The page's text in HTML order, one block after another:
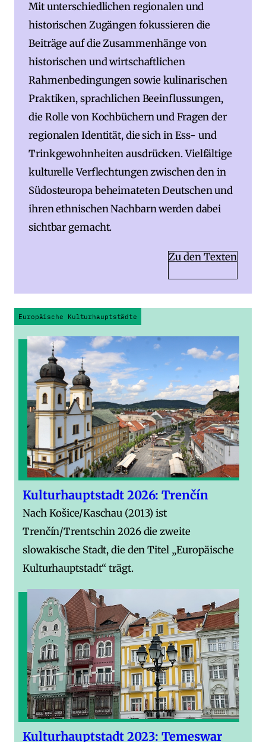
Mit unterschiedlichen regionalen und
historischen Zugängen fokussieren die
Beiträge auf die Zusammenhänge von
historischen und wirtschaftlichen
Rahmenbedingungen sowie kulinarischen
Praktiken, sprachlichen Beeinflussungen,
die Rolle von Kochbüchern und Fragen der
regionalen Identität, die sich in Ess- und
Trinkgewohnheiten ausdrücken. Vielfältige
kulturelle Verflechtungen zwischen den in
Südosteuropa beheimateten Deutschen und
ihren ethnischen Nachbarn werden dabei
sichtbar gemacht.
Zu den Texten
Europäische Kulturhauptstädte
Kulturhauptstadt 2026: Trenčín
Nach Košice/Kaschau (2013) ist
Trenčín/Trentschin 2026 die zweite
slowakische Stadt, die den Titel „Europäische
Kulturhauptstadt“ trägt.
Kulturhauptstadt 2023: Temeswar